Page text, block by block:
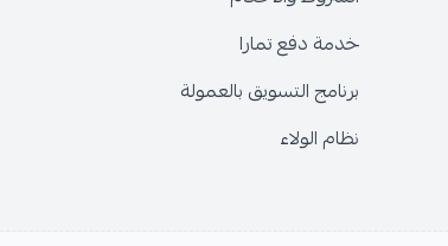
خدمة دفع تمارا
برنامج التسويق بالعمولة
نظام الولاء